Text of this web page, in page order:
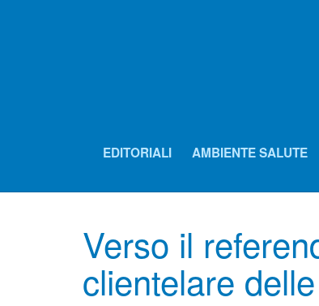
EDITORIALI AMBIENTE SALUTE
Verso il
clientelare